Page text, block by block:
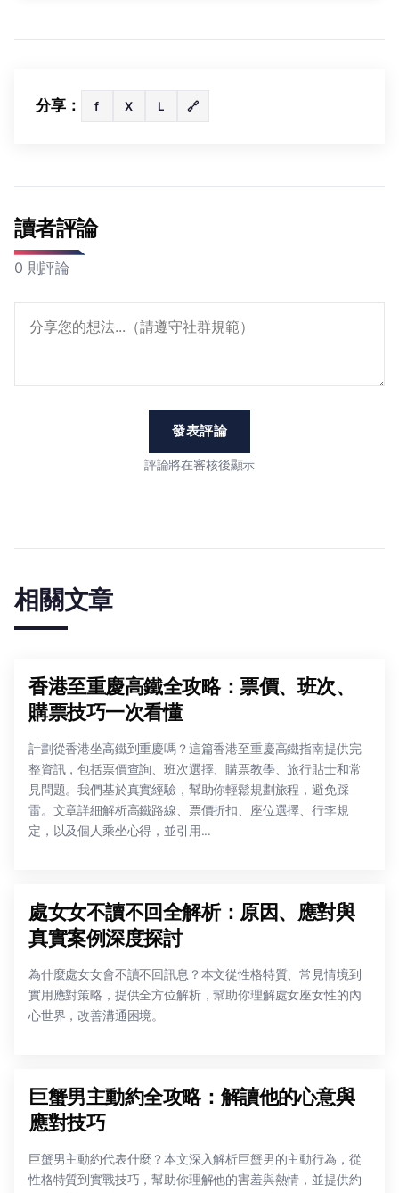
分享： f X L 🔗
讀者評論
0 則評論
發表評論
評論將在審核後顯示
相關文章
香港至重慶高鐵全攻略：票價、班次、
購票技巧一次看懂
計劃從香港坐高鐵到重慶嗎？這篇香港至重慶高鐵指南提供完
整資訊，包括票價查詢、班次選擇、購票教學、旅行貼士和常
見問題。我們基於真實經驗，幫助你輕鬆規劃旅程，避免踩
雷。文章詳細解析高鐵路線、票價折扣、座位選擇、行李規
定，以及個人乘坐心得，並引用...
處女女不讀不回全解析：原因、應對與
真實案例深度探討
為什麼處女女會不讀不回訊息？本文從性格特質、常見情境到
實用應對策略，提供全方位解析，幫助你理解處女座女性的內
心世界，改善溝通困境。
巨蟹男主動約全攻略：解讀他的心意與
應對技巧
巨蟹男主動約代表什麼？本文深入解析巨蟹男的主動行為，從
性格特質到實戰技巧，幫助你理解他的害羞與熱情，並提供約